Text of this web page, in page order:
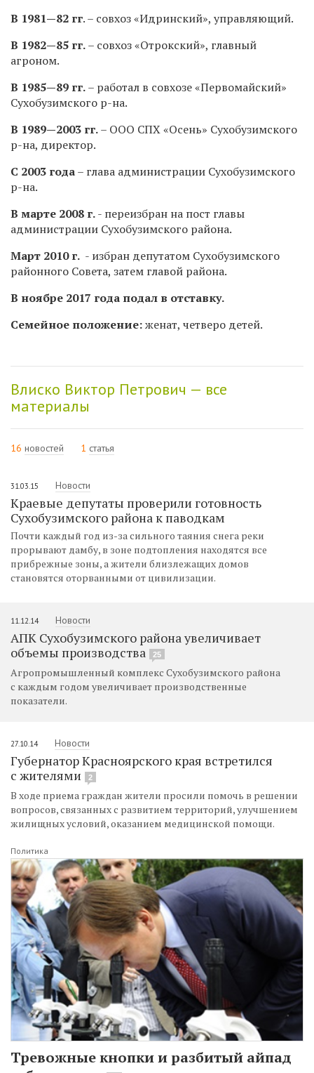
В 1981—82 гг. – совхоз «Идринский», управляющий.
В 1982—85 гг.– совхоз «Отрокский», главный
агроном.
В 1985—89 гг.– работал в совхозе «Первомайский»
Сухобузимского р-на.
В 1989—2003 гг.– ООО СПХ «Осень» Сухобузимского
р-на, директор.
С 2003 года– глава администрации Сухобузимского
р-на.
В марте 2008 г.- переизбран на пост главы
администрации Сухобузимского района.
Март 2010 г. - избран депутатом Сухобузимского
районного Совета, затем главой района.
В ноябре 2017 года подал в отставку.
Семейное положение:женат, четверо детей.
Влиско Виктор Петрович — все
материалы
16 новостей 1 статья
31.03.15 Новости
Краевые депутаты проверили готовность
Сухобузимского района к паводкам
Почти каждый год из-за сильного таяния снега реки
прорывают дамбу, в зоне подтопления находятся все
прибрежные зоны, а жители близлежащих домов
становятся оторванными от цивилизации.
11.12.14 Новости
АПК Сухобузимского района увеличивает
объемы производства
25
Агропромышленный комплекс Сухобузимского района
с каждым годом увеличивает производственные
показатели.
27.10.14 Новости
Губернатор Красноярского края встретился
с жителями
2
В ходе приема граждан жители просили помочь в решении
вопросов, связанных с развитием территорий, улучшением
жилищных условий, оказанием медицинской помощи.
Политика
Тревожные кнопки и разбитый айпад